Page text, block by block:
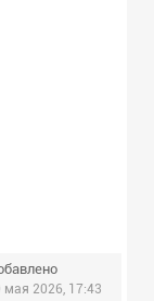
мая 2026, 17:43